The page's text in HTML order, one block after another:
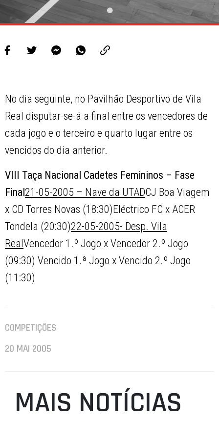
No dia seguinte, no Pavilhão Desportivo de Vila
Real disputar-se-á a final entre os vencedores de
cada jogo e o terceiro e quarto lugar entre os
vencidos do dia anterior.
VIII Taça Nacional Cadetes Femininos – Fase
Final21-05-2005 – Nave da UTADCJ Boa Viagem
x CD Torres Novas (18:30)Eléctrico FC x ACER
Tondela (20:30)22-05-2005- Desp. Vila
RealVencedor 1.º Jogo x Vencedor 2.º Jogo
(09:30) Vencido 1.ª Jogo x Vencido 2.º Jogo
(11:30)
COMPETIÇÕES
20 MAI 2005
MAIS NOTÍCIAS